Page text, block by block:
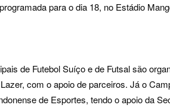
para o dia 18, no Estádio
de Futebol Suíço e de Futsal são
com o apoio de parceiros. Já o
de Esportes, tendo o apoio da